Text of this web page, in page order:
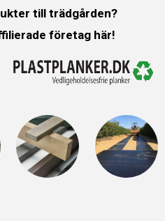
till trädgården?
företag här!